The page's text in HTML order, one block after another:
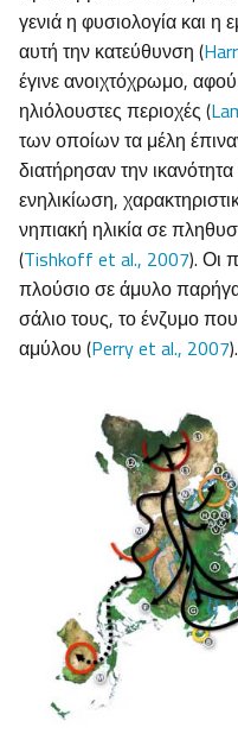
γενιά η φυσιολογία και
αυτή την κατεύθυνση (
έγινε ανοιχτόχρωμο,
ηλιόλουστες περιοχές (
των οποίων τα μέλη
διατήρησαν την
ενηλικίωση,
νηπιακή ηλικία σε
(Tishkoff et al., 2007). Οι
πλούσιο σε άμυλο
σάλιο τους, το ένζυμο
αμύλου (Perry et al., 2007).